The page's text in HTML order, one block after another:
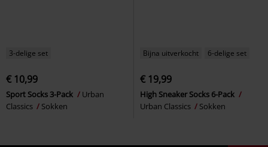
3-delige set
€ 10,99
Sport Socks 3-Pack
Urban
Classics
Sokken
Bijna uitverkocht 6-delige set
€ 19,99
High Sneaker Socks 6-Pack
Urban Classics
Sokken